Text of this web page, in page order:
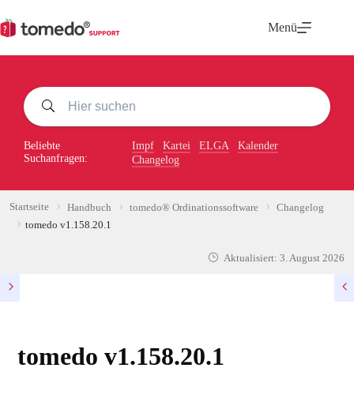
Inhalt
springen
Menü
Beliebte
Suchanfragen:
Impf Kartei ELGA
Kalender
Changelog
Startseite Handbuch tomedo® Ordinationssoftware
Changelog
tomedo v1.158.20.1
Aktualisiert: 3. August 2026
tomedo v1.158.20.1